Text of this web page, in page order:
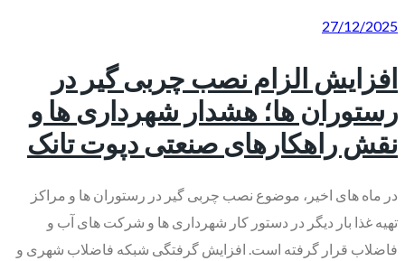
27/12/2025
افزایش الزام نصب چربی گیر در
رستوران ها؛ هشدار شهرداری ها و
نقش راهکارهای صنعتی دپوت تانک
در ماه های اخیر، موضوع نصب چربی گیر در رستوران ها و مراکز
تهیه غذا بار دیگر در دستور کار شهرداری ها و شرکت های آب و
فاضلاب قرار گرفته است. افزایش گرفتگی شبکه فاضلاب شهری و